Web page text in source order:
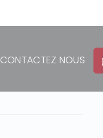
CONTACTEZ NOUS